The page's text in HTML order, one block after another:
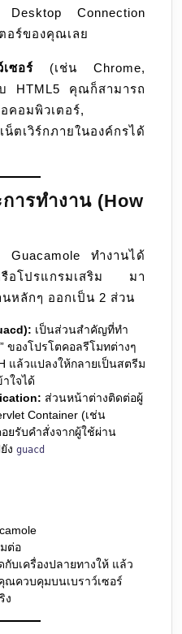
Connection
อร์ของคุณเลย
เซอร์ (เช่น Chrome,
HTML5 คุณก็สามารถ
คอมพิวเตอร์,
ตเวิร์กภายในองค์กรได้
ารทำงาน (How
ทำงานได้
รือโปรแกรมเสริม มา
หลักๆ ออกเป็น 2 ส่วน
เป็นส่วนสำคัญที่ทำ
ของโปรโตคอลรีโมทต่างๆ
แล้วแปลงให้กลายเป็นสตรีม
ใจได้
ส่วนหน้าต่างติดต่อผู้
Container (เช่น
ยรับคำสั่งจากผู้ใช้ผ่าน
ง guacd
ต่อ
กับเครื่องปลายทางให้ แล้ว
ณควบคุมบนเบราว์เซอร์
ง